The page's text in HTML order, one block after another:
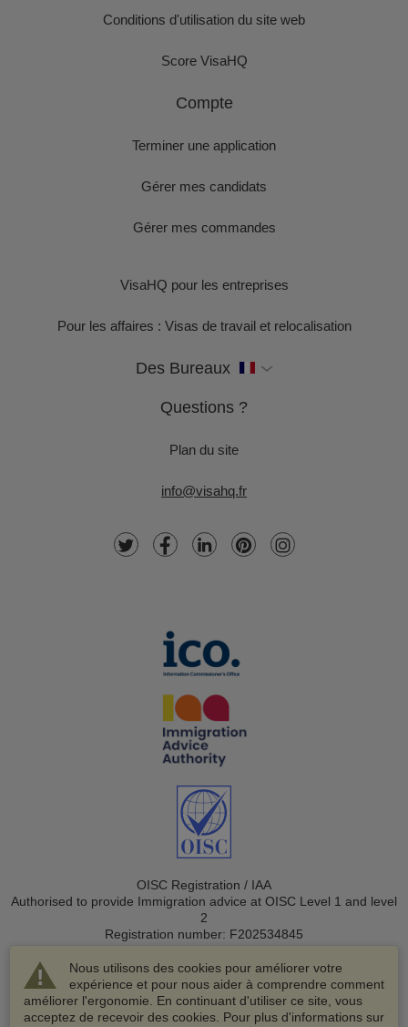
Nous utilisons des cookies pour améliorer votre
expérience et pour nous aider à comprendre comment
améliorer l'ergonomie. En continuant d'utiliser ce site, vous
acceptez de recevoir des cookies. Pour plus d'informations sur
Conditions d'utilisation du site web
Score VisaHQ
Compte
Terminer une application
Gérer mes candidats
Gérer mes commandes
VisaHQ pour les entreprises
Pour les affaires : Visas de travail et relocalisation
Des Bureaux
Questions ?
Plan du site
info@visahq.fr
OISC Registration / IAA
Authorised to provide Immigration advice at OISC Level 1 and level
2
Registration number: F202534845